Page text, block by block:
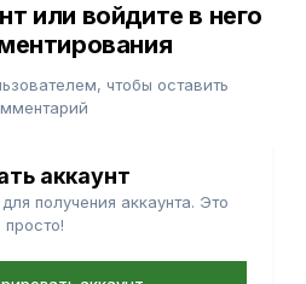
или войдите в него
чтобы оставить
аккаунт
получения аккаунта. Это
просто!